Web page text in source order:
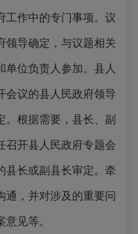
工作中的专门事项。议
领导确定，与议题相关
单位负责人参加。县人
会议的县人民政府领导
。根据需要，县长、副
召开县人民政府专题会
县长或副县长审定。牵
通，并对涉及的重要问
见等。